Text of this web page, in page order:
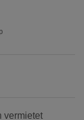
vermietet